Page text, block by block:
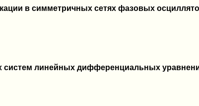
в симметричных сетях фазовых
систем линейных дифференциальных